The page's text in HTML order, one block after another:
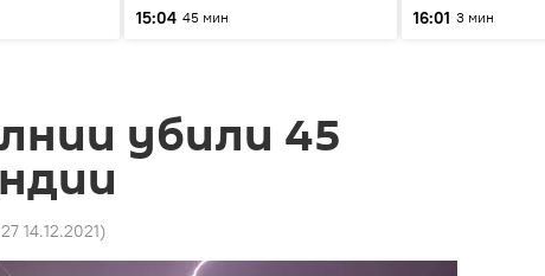
кантип өркүндөтүлүүдө
15:04 45 мин
16:01 3 мин
убили 45
14.12.2021)